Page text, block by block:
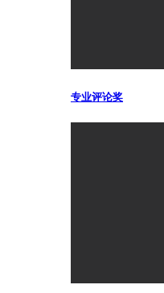
专业评论奖